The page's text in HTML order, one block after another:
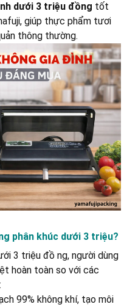
dưới 3 triệu đồng tốt
giúp thực phẩm tươi
thông thường.
phân khúc dưới 3 triệu?
3 triệu đồ ng, người dùng
hoàn toàn so với các
99% không khí, tạo môi